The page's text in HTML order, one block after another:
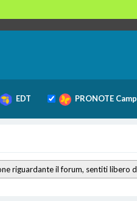
EDT PRONOTE
riguardante il forum, sentiti